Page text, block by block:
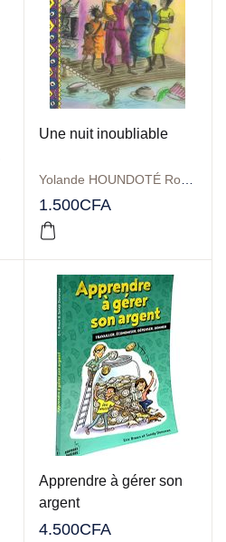
Une nuit inoubliable
Yolande HOUNDOTÉ Roger BONI YARATCHAOU
1.500CFA
Apprendre à gérer son
argent
4.500CFA